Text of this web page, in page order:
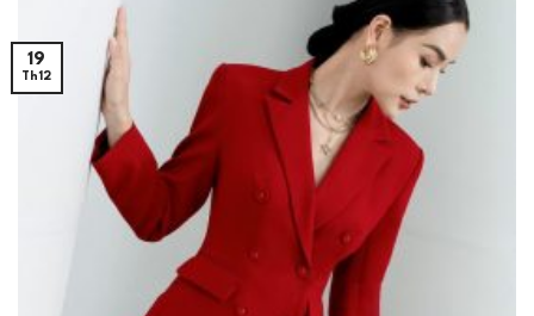
19
Th12